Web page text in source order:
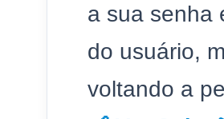
a sua senha
do usuário,
voltando a